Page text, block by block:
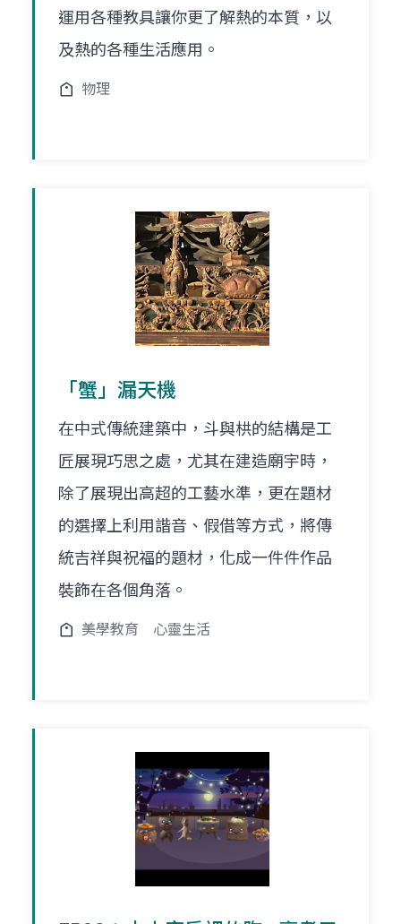
運用各種教具讓你更了解熱的本質，以
及熱的各種生活應用。
物理
「蟹」漏天機
在中式傳統建築中，斗與栱的結構是工
匠展現巧思之處，尤其在建造廟宇時，
除了展現出高超的工藝水準，更在題材
的選擇上利用諧音、假借等方式，將傳
統吉祥與祝福的題材，化成一件件作品
裝飾在各個角落。
美學教育 心靈生活